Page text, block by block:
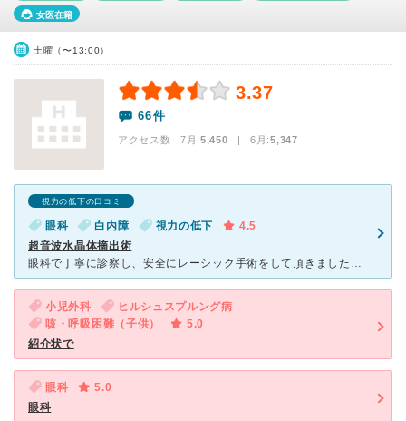
女医在籍
土曜（〜13:00）
3.37
66件
アクセス数 7月:5,450 | 6月:5,347
視力の低下の口コミ
眼科 白内障 視力の低下
4.5
超音波水晶体摘出術
眼科で丁寧に診察し、安全にレーシック手術をして頂きました。視力も元に戻りました。待ち時間がとても長いのが難点です。予約があっても3時間ぐらいは平気で待ちました。呼び出しツールがあり、近くのカフェやレス
小児外科
ヒルシュスプルング病
咳・呼吸困難（子供）
5.0
紹介状で
眼科
5.0
眼科